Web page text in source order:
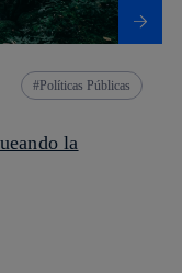
Políticas Públicas
la